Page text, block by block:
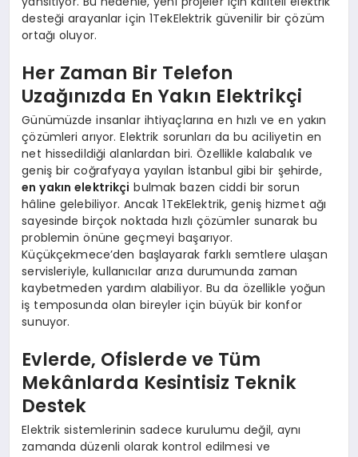
desteği arayanlar için 1TekElektrik güvenilir bir çözüm
ortağı oluyor.
Her Zaman Bir Telefon
Uzağınızda En Yakın Elektrikçi
Günümüzde insanlar ihtiyaçlarına en hızlı ve en yakın
çözümleri arıyor. Elektrik sorunları da bu aciliyetin en
net hissedildiği alanlardan biri. Özellikle kalabalık ve
geniş bir coğrafyaya yayılan İstanbul gibi bir şehirde,
en yakın elektrikçi bulmak bazen ciddi bir sorun
hâline gelebiliyor. Ancak 1TekElektrik, geniş hizmet ağı
sayesinde birçok noktada hızlı çözümler sunarak bu
problemin önüne geçmeyi başarıyor.
Küçükçekmece’den başlayarak farklı semtlere ulaşan
servisleriyle, kullanıcılar arıza durumunda zaman
kaybetmeden yardım alabiliyor. Bu da özellikle yoğun
iş temposunda olan bireyler için büyük bir konfor
sunuyor.
Evlerde, Ofislerde ve Tüm
Mekânlarda Kesintisiz Teknik
Destek
Elektrik sistemlerinin sadece kurulumu değil, aynı
zamanda düzenli olarak kontrol edilmesi ve